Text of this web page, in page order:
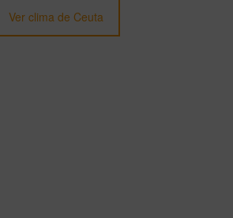
Ver clima de Ceuta